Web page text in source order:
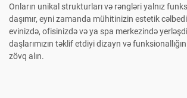
Onların unikal strukturları və rəngləri yalnız
daşımır, eyni zamanda mühitinizin estetik
evinizdə, ofisinizdə və ya spa merkezində
daşlarımızın təklif etdiyi dizayn və
zövq alın.